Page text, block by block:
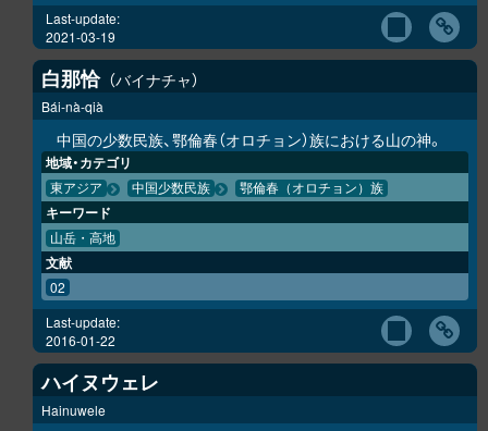
Last-update:
2021-03-19
白那恰 バイナチャ
Bái-nà-qià
中国の少数民族、鄂倫春（オロチョン）族における山の神。
地域・カテゴリ
東アジア 中国少数民族 鄂倫春（オロチョン）族
キーワード
山岳・高地
文献
02
Last-update:
2016-01-22
ハイヌウェレ
Hainuwele